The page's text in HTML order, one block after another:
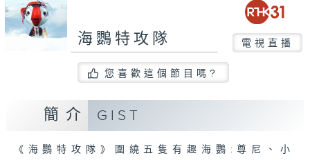
海鸚特攻隊 電視直播
您喜歡這個節目嗎?
簡介 GIST
《海鸚特攻隊》圍繞五隻有趣海鸚:尊尼、小